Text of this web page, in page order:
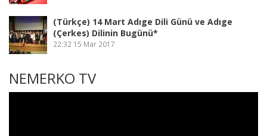
(Türkçe) 14 Mart Adıge Dili Günü ve Adıge
(Çerkes) Dilinin Bugünü*
22:32 15 Mar 2017
NEMERKO TV